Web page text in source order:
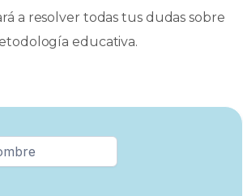
a resolver todas tus dudas sobre
educativa.